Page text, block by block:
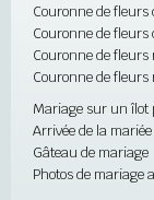
Couronne de fleurs
Couronne de fleurs
Couronne de fleurs
Couronne de fleurs
Mariage sur un îlot
Arrivée de la
Gâteau de mariage
Photos de mariage